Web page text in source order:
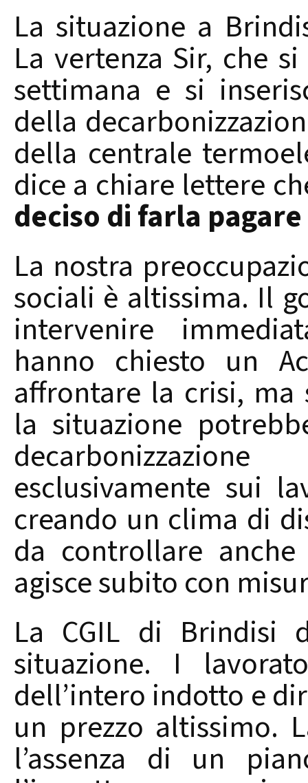
La situazione a
La vertenza Sir, che
settimana e si
della
della centrale
dice a chiare lettere
deciso di farla
La nostra
sociali è altissima. Il
intervenire
hanno chiesto un
affrontare la crisi, ma
la situazione
esclusivamente sui
creando un clima di
da controllare
agisce subito con
La CGIL di Brindisi
situazione. I
dell’intero indotto e
un prezzo altissimo.
l’assenza di un